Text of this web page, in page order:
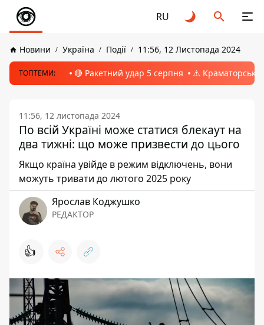
RU
Новини Україна Події 11:56, 12 Листопада 2024
ТОПТЕМИ: 🔴 Ракетний удар 5 серпня ⚠️ Краматорськ,
11:56, 12 листопада 2024
По всій Україні може статися блекаут на
два тижні: що може призвести до цього
Якщо країна увійде в режим відключень, вони
можуть тривати до лютого 2025 року
Ярослав Коджушко
РЕДАКТОР
👍